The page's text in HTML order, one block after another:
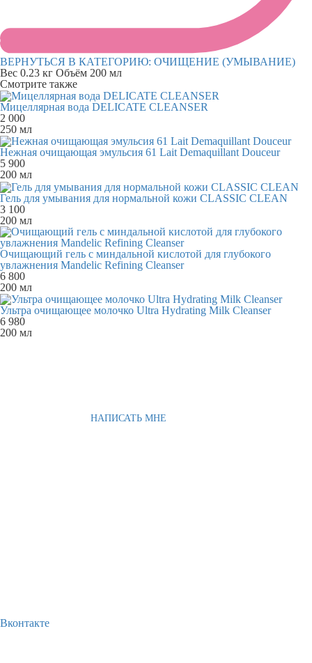
ВЕРНУТЬСЯ В КАТЕГОРИЮ: ОЧИЩЕНИЕ (УМЫВАНИЕ)
Вес 0.23 кг Объём 200 мл
Смотрите также
Мицеллярная вода DELICATE CLEANSER
2 000
250 мл
Нежная очищающая эмульсия 61 Lait Demaquillant Douceur
5 900
200 мл
Гель для умывания для нормальной кожи CLASSIC CLEAN
3 100
200 мл
Очищающий гель с миндальной кислотой для глубокого
увлажнения Mandelic Refining Cleanser
6 800
200 мл
Ультра очищающее молочко Ultra Hydrating Milk Cleanser
6 980
200 мл
НАПИСАТЬ МНЕ
Вконтакте